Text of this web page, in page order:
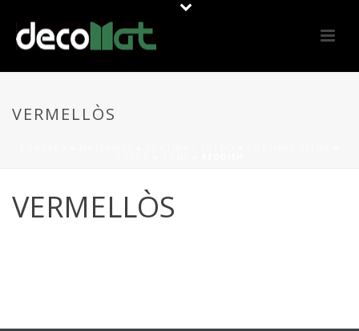
VERMELLÒS
VERMELLÒS